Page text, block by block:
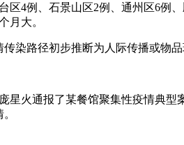
4例、石景山区2例、通州区6例
月大。
染路径初步推断为人际传播或物品
火通报了某餐馆聚集性疫情典型